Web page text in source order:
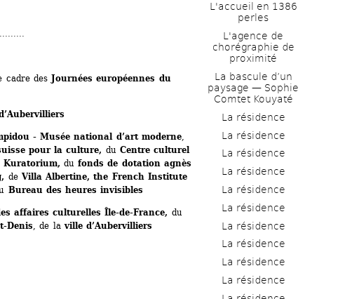
cadre des Journées européennes du
- Musée national d’art moderne
pour la culture, du Centre culturel
Kuratorium, du fonds de dotation agnès
deVilla Albertine, the French Institute
Bureau des heures invisibles
affaires culturelles Île-de-France, du
Denis , de la ville d’Aubervilliers
L'accueil en 1386
perles
L'agence de
chorégraphie de
proximité
La bascule d’un
paysage — Sophie
Comtet Kouyaté
La résidence
La résidence
La résidence
La résidence
La résidence
La résidence
La résidence
La résidence
La résidence
La résidence